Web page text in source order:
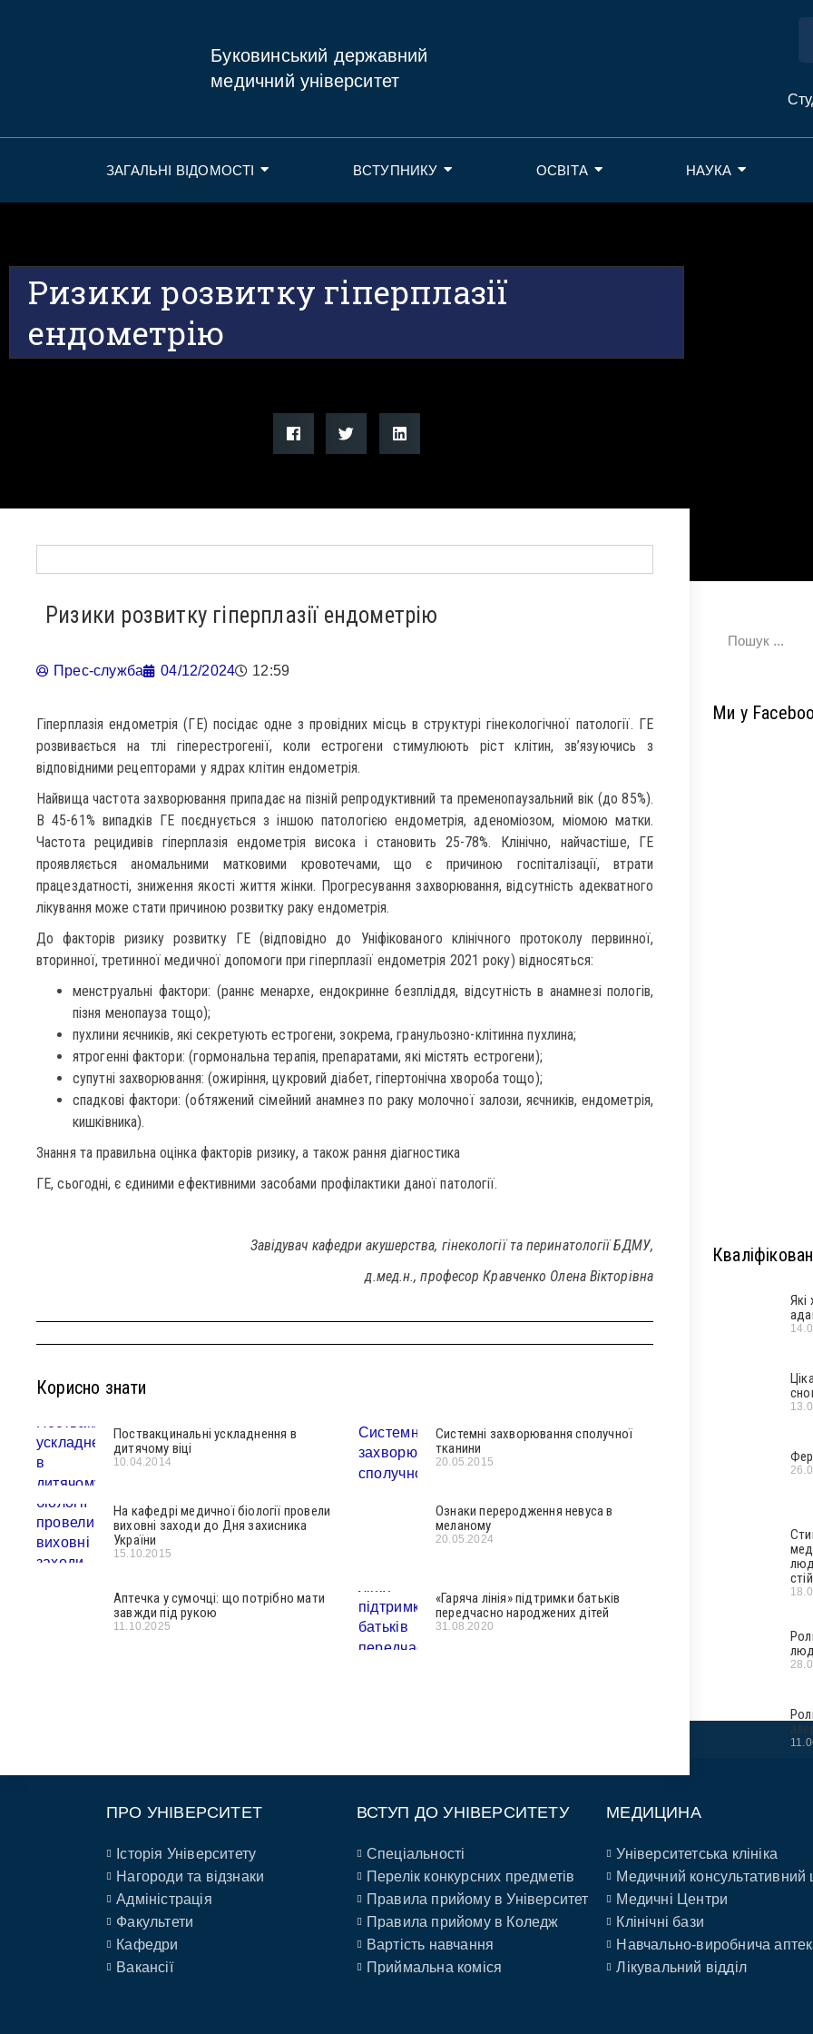
Буковинський державний
медичний університет
ЗАГАЛЬНІ ВІДОМОСТІ ВСТУПНИКУ ОСВІТА НАУКА
Ризики розвитку гіперплазії
ендометрію
Ризики розвитку гіперплазії ендометрію
Прес-служба 04/12/2024 12:59
Гіперплазія ендометрія (ГЕ) посідає одне з провідних місць в структурі гінекологічної патології. ГЕ
розвивається на тлі гіперестрогенії, коли естрогени стимулюють ріст клітин, зв’язуючись з
відповідними рецепторами у ядрах клітин ендометрія.
Найвища частота захворювання припадає на пізній репродуктивний та пременопаузальний вік (до 85%).
В 45-61% випадків ГЕ поєднується з іншою патологією ендометрія, аденоміозом, міомою матки.
Частота рецидивів гіперплазія ендометрія висока і становить 25-78%. Клінічно, найчастіше, ГЕ
проявляється аномальними матковими кровотечами, що є причиною госпіталізації, втрати
працездатності, зниження якості життя жінки. Прогресування захворювання, відсутність адекватного
лікування може стати причиною розвитку раку ендометрія.
До факторів ризику розвитку ГЕ (відповідно до Уніфікованого клінічного протоколу первинної,
вторинної, третинної медичної допомоги при гіперплазії ендометрія 2021 року) відносяться:
менструальні фактори: (раннє менархе, ендокринне безпліддя, відсутність в анамнезі пологів,
пізня менопауза тощо);
пухлини яєчників, які секретують естрогени, зокрема, гранульозно-клітинна пухлина;
ятрогенні фактори: (гормональна терапія, препаратами, які містять естрогени);
супутні захворювання: (ожиріння, цукровий діабет, гіпертонічна хвороба тощо);
спадкові фактори: (обтяжений сімейний анамнез по раку молочної залози, яєчників, ендометрія,
кишківника).
Знання та правильна оцінка факторів ризику, а також рання діагностика
ГЕ, сьогодні, є єдиними ефективними засобами профілактики даної патології.
Завідувач кафедри акушерства, гінекології та перинатологіїБДМУ,
д.мед.н., професор Кравченко Олена Вікторівна
Корисно знати
Поствакцинальні ускладнення в
дитячому віці
10.04.2014
Системні захворювання сполучної
тканини
20.05.2015
На кафедрі медичної біології провели
виховні заходи до Дня захисника
України
15.10.2015
Ознаки переродження невуса в
меланому
20.05.2024
Аптечка у сумочці: що потрібно мати
завжди під рукою
11.10.2025
«Гаряча лінія» підтримки батьків
передчасно народжених дітей
31.08.2020
Ми у
Які
ПРО УНІВЕРСИТЕТ
Історія Університету
Нагороди та відзнаки
Адміністрація
Факультети
Кафедри
Вакансії
ВСТУП ДО УНІВЕРСИТЕТУ
Спеціальності
Перелік конкурсних предметів
Правила прийому в Університет
Правила прийому в Коледж
Вартість навчання
Приймальна коміся
МЕДИЦИНА
Університетська клініка
Медичний консультативний
Медичні Центри
Клінічні бази
Навчально-виробнича
Лікувальний відділ